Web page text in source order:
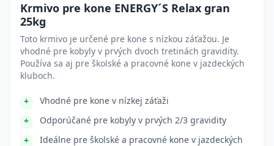
Krmivo pre kone ENERGY´S Relax gran
25kg
Toto krmivo je určené pre kone s nízkou záťažou. Je
vhodné pre kobyly v prvých dvoch tretinách gravidity.
Používa sa aj pre školské a pracovné kone v jazdeckých
kluboch.
Vhodné pre kone v nízkej záťaži
Odporúčané pre kobyly v prvých 2/3 gravidity
Ideálne pre školské a pracovné kone v jazdeckých